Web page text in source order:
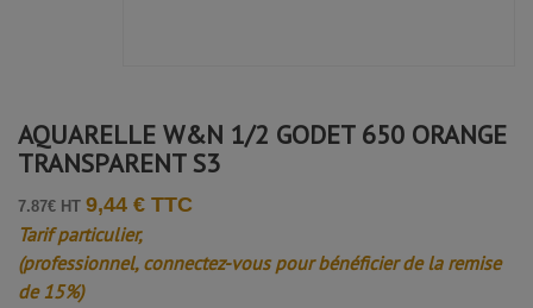
AQUARELLE W&N 1/2 GODET 650 ORANGE
TRANSPARENT S3
7.87€ HT 9,44 € TTC
Tarif particulier,
(professionnel, connectez-vous pour bénéficier de la remise
de 15%)